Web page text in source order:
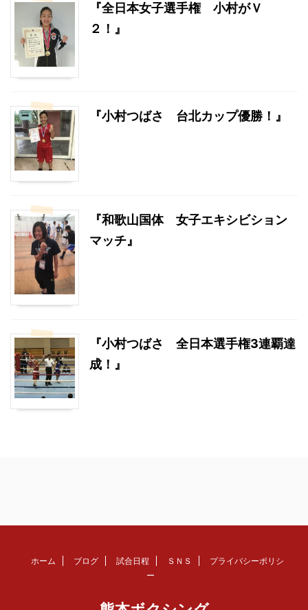
『全日本女子選手権 小村がＶ
２！』
『小村つばさ 台北カップ優勝！』
『和歌山国体 女子エキシビション
マッチ』
『小村つばさ 全日本選手権3連覇達
成！』
ホーム ブログ 試合日程 ＳＮＳ
プライバシーポリシ
ー